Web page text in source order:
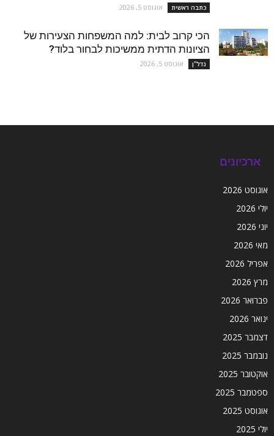
כתבה ראשית אוגוסט 5, 2026
הכי קרוב לבית: למה המשפחות הצעירות של
הציונות הדתית ממשיכות לבחור בלוד?
נדל''ן אוגוסט 5, 2026
ארכיונים
אוגוסט 2026
יולי 2026
יוני 2026
מאי 2026
אפריל 2026
מרץ 2026
פברואר 2026
ינואר 2026
דצמבר 2025
נובמבר 2025
אוקטובר 2025
ספטמבר 2025
אוגוסט 2025
יולי 2025